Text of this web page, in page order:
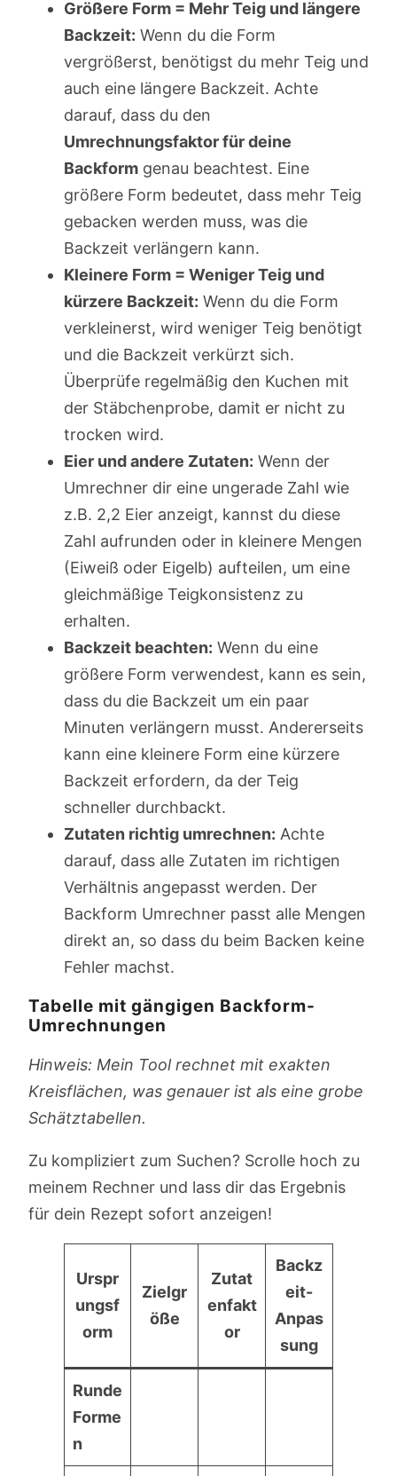
Größere Form = Mehr Teig und längere
Backzeit: Wenn du die Form
vergrößerst, benötigst du mehr Teig und
auch eine längere Backzeit. Achte
darauf, dass du den
Umrechnungsfaktor für deine
Backform genau beachtest. Eine
größere Form bedeutet, dass mehr Teig
gebacken werden muss, was die
Backzeit verlängern kann.
Kleinere Form = Weniger Teig und
kürzere Backzeit: Wenn du die Form
verkleinerst, wird weniger Teig benötigt
und die Backzeit verkürzt sich.
Überprüfe regelmäßig den Kuchen mit
der Stäbchenprobe, damit er nicht zu
trocken wird.
Eier und andere Zutaten: Wenn der
Umrechner dir eine ungerade Zahl wie
z.B. 2,2 Eier anzeigt, kannst du diese
Zahl aufrunden oder in kleinere Mengen
(Eiweiß oder Eigelb) aufteilen, um eine
gleichmäßige Teigkonsistenz zu
erhalten.
Backzeit beachten: Wenn du eine
größere Form verwendest, kann es sein,
dass du die Backzeit um ein paar
Minuten verlängern musst. Andererseits
kann eine kleinere Form eine kürzere
Backzeit erfordern, da der Teig
schneller durchbackt.
Zutaten richtig umrechnen: Achte
darauf, dass alle Zutaten im richtigen
Verhältnis angepasst werden. Der
Backform Umrechner passt alle Mengen
direkt an, so dass du beim Backen keine
Fehler machst.
Tabelle mit gängigen Backform-
Umrechnungen
Hinweis: Mein Tool rechnet mit exakten
Kreisflächen, was genauer ist als eine grobe
Schätztabellen.
Zu kompliziert zum Suchen? Scrolle hoch zu
meinem Rechner und lass dir das Ergebnis
für dein Rezept sofort anzeigen!
Urspr
ungsf
orm
Zielgr
öße
Zutat
enfakt
or
Backz
eit-
Anpas
sung
Runde
Forme
n